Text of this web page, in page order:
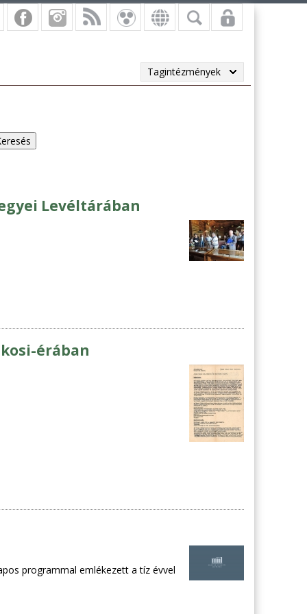
Tagintézmények
Levéltárában
érában
programmal emlékezett a tíz évvel